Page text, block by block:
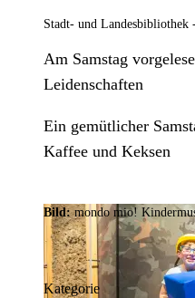
Stadt- und Landesbibliothek
Am Samstag
Leidenschaften
Ein gemütlicher
Kaffee und Keksen
Bild:mondo mio!
Kategorie